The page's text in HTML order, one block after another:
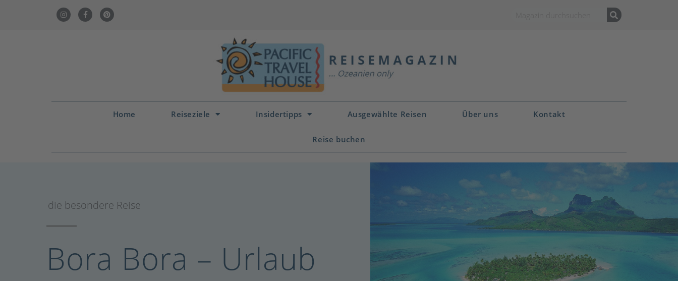
Home Reiseziele Insidertipps Ausgewählte Reisen Über uns Kontakt
Reise buchen
die besondere Reise
Bora Bora – Urlaub